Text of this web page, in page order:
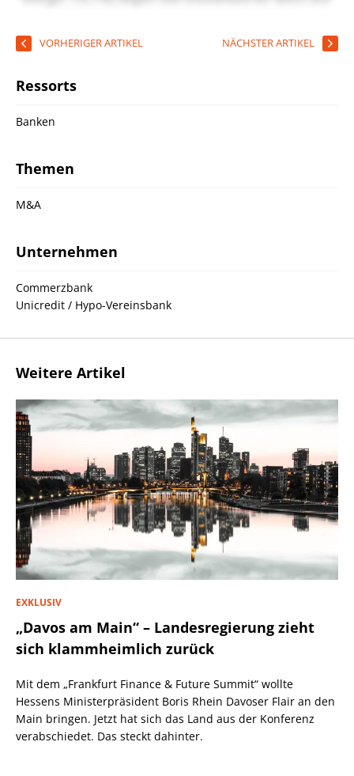
VORHERIGER ARTIKEL NÄCHSTER ARTIKEL
Ressorts
Banken
Themen
M&A
Unternehmen
Commerzbank
Unicredit / Hypo-Vereinsbank
Weitere Artikel
EXKLUSIV
„Davos am Main“ – Landesregierung zieht
sich klammheimlich zurück
Mit dem „Frankfurt Finance & Future Summit“ wollte
Hessens Ministerpräsident Boris Rhein Davoser Flair an den
Main bringen. Jetzt hat sich das Land aus der Konferenz
verabschiedet. Das steckt dahinter.